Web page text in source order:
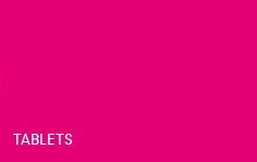
TABLETS